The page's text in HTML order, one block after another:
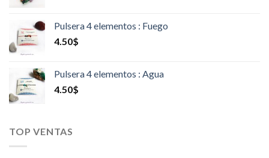
Pulsera 4 elementos : Fuego
4.50$
Pulsera 4 elementos : Agua
4.50$
TOP VENTAS